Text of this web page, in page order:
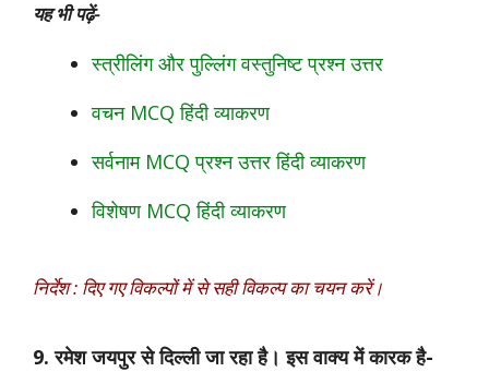
यह भी पढ़ें-
स्त्रीलिंग और पुल्लिंग वस्तुनिष्ट प्रश्न उत्तर
वचन MCQ हिंदी व्याकरण
सर्वनाम MCQ प्रश्न उत्तर हिंदी व्याकरण
विशेषण MCQ हिंदी व्याकरण
निर्देश : दिए गए विकल्पों में से सही विकल्प का चयन करें।
9. रमेश जयपुर से दिल्ली जा रहा है। इस वाक्य में कारक है-